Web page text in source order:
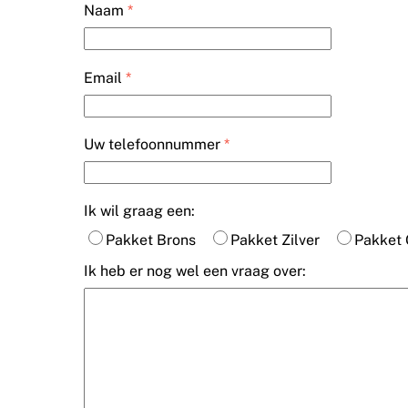
Naam *
Email *
Uw telefoonnummer *
Ik wil graag een:
Pakket Brons
Pakket Zilver
Pakket
Ik heb er nog wel een vraag over: